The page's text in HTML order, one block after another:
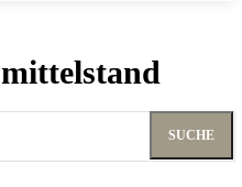
mittelstand
SUCHE